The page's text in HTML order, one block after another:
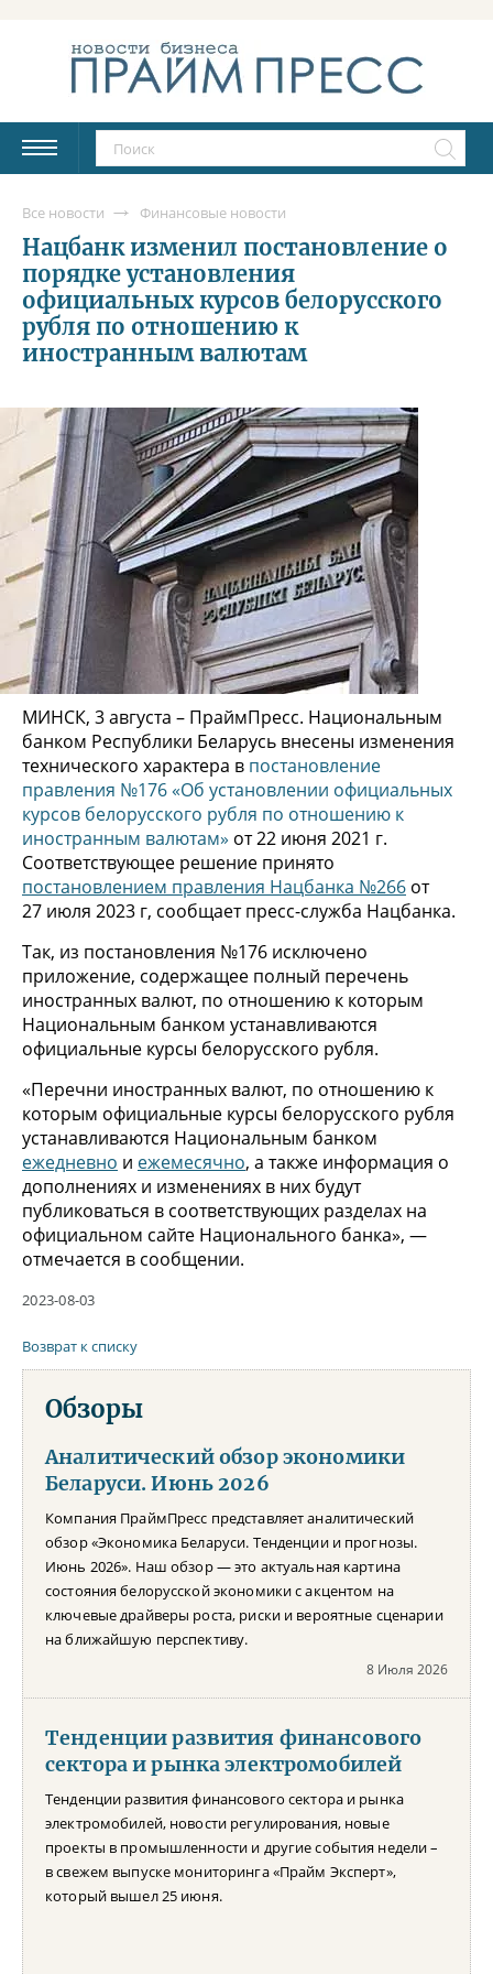
Все новости Финансовые новости
Нацбанк изменил постановление о
порядке установления
официальных курсов белорусского
рубля по отношению к
иностранным валютам
МИНСК, 3 августа – ПраймПресс. Национальным
банком Республики Беларусь внесены изменения
технического характера в постановление
правления №176 «Об установлении официальных
курсов белорусского рубля по отношению к
иностранным валютам» от 22 июня 2021 г.
Соответствующее решение принято
постановлением правления Нацбанка №266 от
27 июля 2023 г, сообщает пресс-служба Нацбанка.
Так, из постановления №176 исключено
приложение, содержащее полный перечень
иностранных валют, по отношению к которым
Национальным банком устанавливаются
официальные курсы белорусского рубля.
«Перечни иностранных валют, по отношению к
которым официальные курсы белорусского рубля
устанавливаются Национальным банком
ежедневно и ежемесячно, а также информация о
дополнениях и изменениях в них будут
публиковаться в соответствующих разделах на
официальном сайте Национального банка», —
отмечается в сообщении.
2023-08-03
Возврат к списку
Обзоры
Аналитический обзор экономики
Беларуси. Июнь 2026
Компания ПраймПресс представляет аналитический
обзор «Экономика Беларуси. Тенденции и прогнозы.
Июнь 2026». Наш обзор — это актуальная картина
состояния белорусской экономики с акцентом на
ключевые драйверы роста, риски и вероятные сценарии
на ближайшую перспективу.
8 Июля 2026
Тенденции развития финансового
сектора и рынка электромобилей
Тенденции развития финансового сектора и рынка
электромобилей, новости регулирования, новые
проекты в промышленности и другие события недели –
в свежем выпуске мониторинга «Прайм Эксперт»,
который вышел 25 июня.